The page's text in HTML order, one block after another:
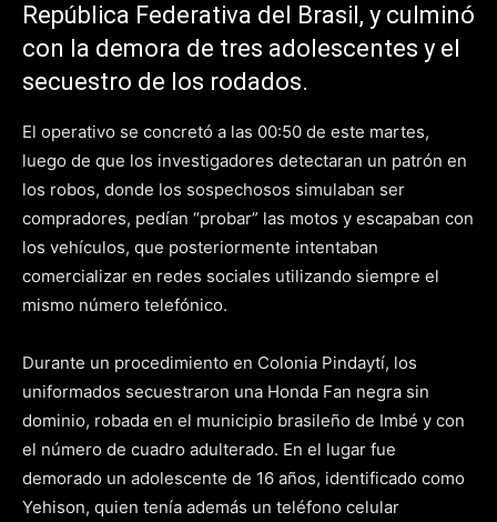
República Federativa del Brasil, y culminó
con la demora de tres adolescentes y el
secuestro de los rodados.
El operativo se concretó a las 00:50 de este martes,
luego de que los investigadores detectaran un patrón en
los robos, donde los sospechosos simulaban ser
compradores, pedían “probar” las motos y escapaban con
los vehículos, que posteriormente intentaban
comercializar en redes sociales utilizando siempre el
mismo número telefónico.
Durante un procedimiento en Colonia Pindaytí, los
uniformados secuestraron una Honda Fan negra sin
dominio, robada en el municipio brasileño de Imbé y con
el número de cuadro adulterado. En el lugar fue
demorado un adolescente de 16 años, identificado como
Yehison, quien tenía además un teléfono celular